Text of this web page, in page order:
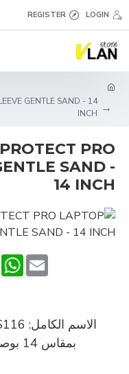
LOGIN
REGISTER
GENTLE SAND - 14
INCH
PRO
SAND -
14 INCH
Email
الاسم الكامل:
بمقاس 14 بوصة